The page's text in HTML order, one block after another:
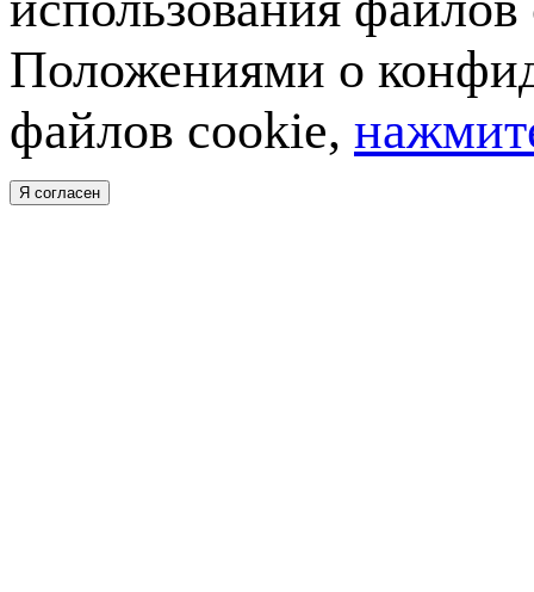
Положениями о
файлов cookie,
Я согласен